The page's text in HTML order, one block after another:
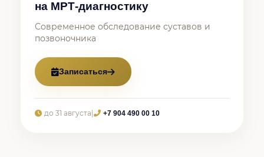
на МРТ-диагностику
Современное обследование суставов и
позвоночника
Записаться
до 31 августа +7 904 490 00 10